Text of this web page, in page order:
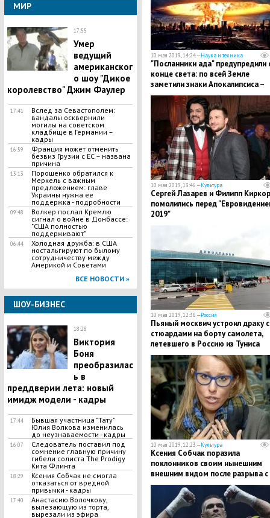
МИР
17:55
Умер
ведущий
американског
о шоу "Дикое
королевство" Джим Фаулер
17:41
​Вслед за Севастополем:
вандалы осквернили
могилы на советском
кладбище в Германии –
кадры
16:59
​Франция может отменить
безвиз Грузии с ЕС – названа
причина
13:13
Порошенко обратился к
Меркель с важным
предложением: главе
Украины нужна ее
поддержка - подробности
09:48
Волкер послал Кремлю
сигнал о войне в Донбассе:
"США полностью
поддерживают"
06:44
Холодная дружба: в США
ностальгируют по былому
сотрудничеству между
Америкой и Советами
ВСЕ НОВОСТИ »
ШОУ-БИЗНЕС
18:28
Виктория
Боня
преобразилас
ь в
преддверии лета: новый
имидж модели - кадры
17:44
Бывшая участница "Тату"
Юлия Волкова изменилась
до неузнаваемости - кадры
16:07
Следователь поставил под
сомнение главную причину
гибели солиста The Prodigy
Кита Флинта
18:29
Ксения Собчак не смогла
отказаться от вредной
привычки - кадры
17:40
Анастасию Волочкову,
вылезающую из торта,
вырезали из эфира
10 мая 2019, 14:24 —Наука и техника
"Посланники ада" предупредили
конце света: по всей Земле
заметили знаки Апокалипсиса –
кадры
10 мая 2019, 13:46 —Культура
Сергей Лазарев и Филипп
помолились перед
2019"
10 мая 2019, 12:36 —Россия
​Пьяный москвич устроил драку
стюардами на борту самолета,
летевшего в Россию из Туниса
10 мая 2019, 12:23 —Культура
Ксения Собчак поразила
поклонников своим нынешним
внешним видом после разрыва с
Виторганом - кадры